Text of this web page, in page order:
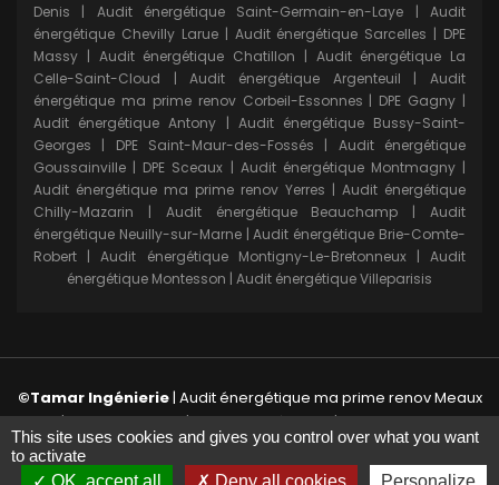
Denis | Audit énergétique Saint-Germain-en-Laye |Audit
énergétique Chevilly Larue| Audit énergétique Sarcelles | DPE
Massy | Audit énergétique Chatillon | Audit énergétique La
Celle-Saint-Cloud |Audit énergétique Argenteuil |Audit
énergétique ma prime renov Corbeil-Essonnes | DPE Gagny |
Audit énergétique Antony | Audit énergétique Bussy-Saint-
Georges | DPE Saint-Maur-des-Fossés | Audit énergétique
Goussainville | DPE Sceaux | Audit énergétique Montmagny|
Audit énergétique ma prime renov Yerres | Audit énergétique
Chilly-Mazarin | Audit énergétique Beauchamp |Audit
énergétique Neuilly-sur-Marne|Audit énergétique Brie-Comte-
Robert |Audit énergétique Montigny-Le-Bretonneux|Audit
énergétique Montesson | Audit énergétique Villeparisis
©Tamar Ingénierie| Audit énergétique ma prime renov Meaux
| RCS 912 072 964 |Mentions légales|Politique de
confidentialité|CGV| Création de site internet :
www.arobiz.com
This site uses cookies and gives you control over what you want
to activate
OK, accept all
Deny all cookies Personalize